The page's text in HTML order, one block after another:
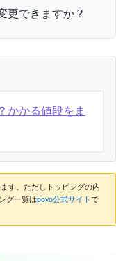
更できますか？
かかる値段をま
す。ただしトッピングの内
グ一覧はpovo公式サイトで